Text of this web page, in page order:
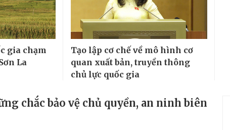
gia chạm
La
Tạo lập cơ chế về mô hình cơ
quan xuất bản, truyền thông
chủ lực quốc gia
chắc bảo vệ chủ quyền, an ninh biên